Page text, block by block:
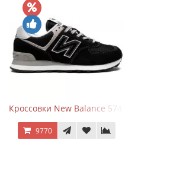
Кроссовки New Balance 574 Evergreen Black
9770